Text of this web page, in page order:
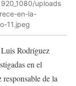
uploads
en-la-
11.jpeg
Rodríguez
en el
de la